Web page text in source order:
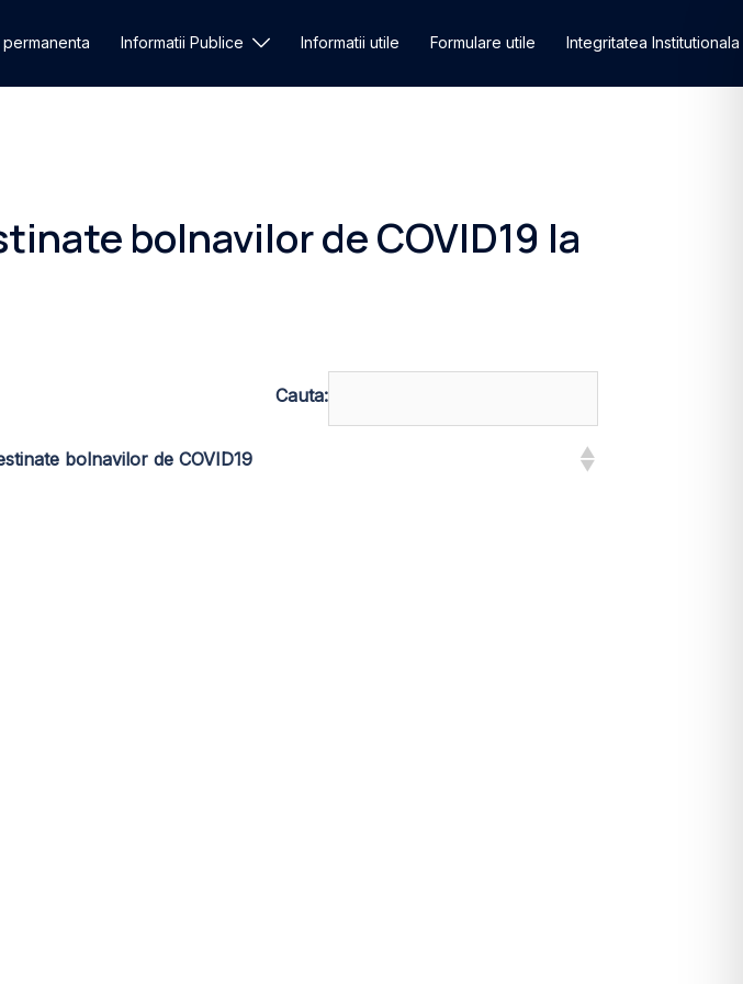
Informatii Publice Informatii utile Formulare utile Integritatea Institutionala
bolnavilor de COVID19 la
Cauta:
bolnavilor de COVID19